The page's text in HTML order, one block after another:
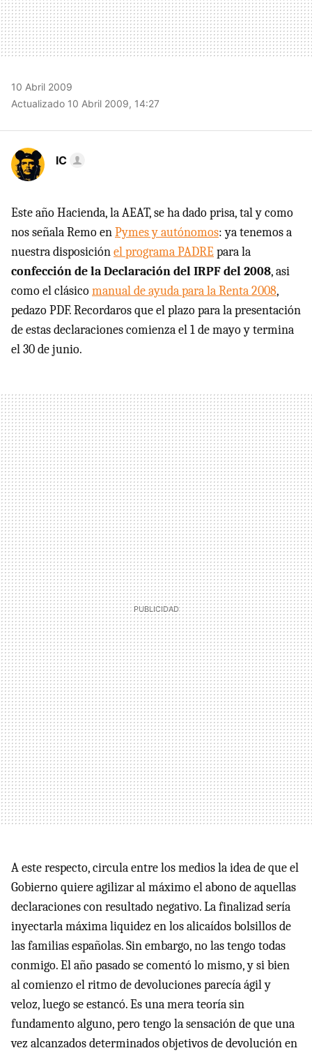
10 Abril 2009
Actualizado 10 Abril 2009, 14:27
IC
Este año Hacienda, laAEAT, se ha dado prisa, tal y como
nos señala Remo enPymes y autónomos: ya tenemos a
nuestra disposiciónel programa PADREpara la
confección de la Declaración delIRPFdel 2008, asi
como el clásicomanual de ayuda para la Renta 2008,
pedazoPDF. Recordaros que el plazo para la presentación
de estas declaraciones comienza el 1 de mayo y termina
el 30 de junio.
A este respecto, circula entre los medios la idea de que el
Gobierno quiere agilizar al máximo el abono de aquellas
declaraciones con resultado negativo. La finalizad sería
inyectarla máxima liquidez en los alicaídos bolsillos de
las familias españolas. Sin embargo, no las tengo todas
conmigo. El año pasado se comentó lo mismo, y si bien
al comienzo el ritmo de devoluciones parecía ágil y
veloz, luego se estancó. Es una mera teoría sin
fundamento alguno, pero tengo la sensación de que una
vez alcanzados determinados objetivos de devolución en